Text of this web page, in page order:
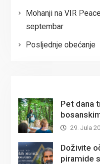
Mohanji na VIR
septembar
Posljednje obećanje
Pet dana
29. Jula
Doživite
piramide